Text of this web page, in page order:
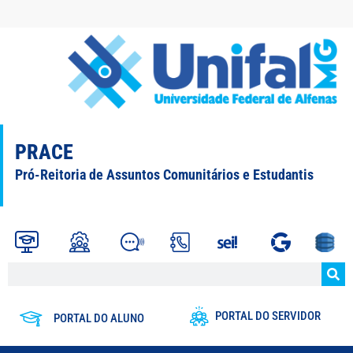
PRACE
Pró-Reitoria de Assuntos Comunitários e Estudantis
PORTAL DO ALUNO PORTAL DO SERVIDOR